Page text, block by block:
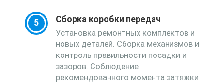
Сборка коробки передач
Установка ремонтных комплектов и
новых деталей. Сборка механизмов и
контроль правильности посадки и
зазоров. Соблюдение
рекомендованного момента затяжки